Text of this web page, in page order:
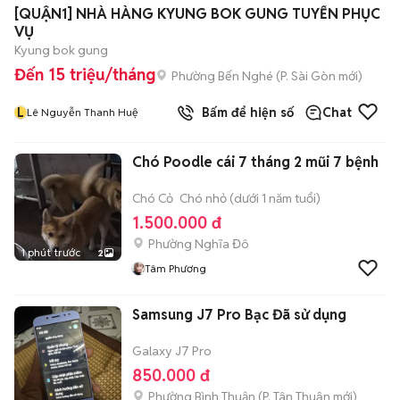
[QUẬN1] NHÀ HÀNG KYUNG BOK GUNG TUYỂN PHỤC
VỤ
Kyung bok gung
Đến 15 triệu/tháng Phường Bến Nghé (P. Sài Gòn mới)
L Lê Nguyễn Thanh Huệ Bấm để hiện số Chat
1 phút trước 2
Chó Poodle cái 7 tháng 2 mũi 7 bệnh
Chó Cỏ Chó nhỏ (dưới 1 năm tuổi)
1.500.000 đ
Phường Nghĩa Đô
Tâm Phương
Samsung J7 Pro Bạc Đã sử dụng
Galaxy J7 Pro
850.000 đ
Phường Bình Thuận (P. Tân Thuận mới)